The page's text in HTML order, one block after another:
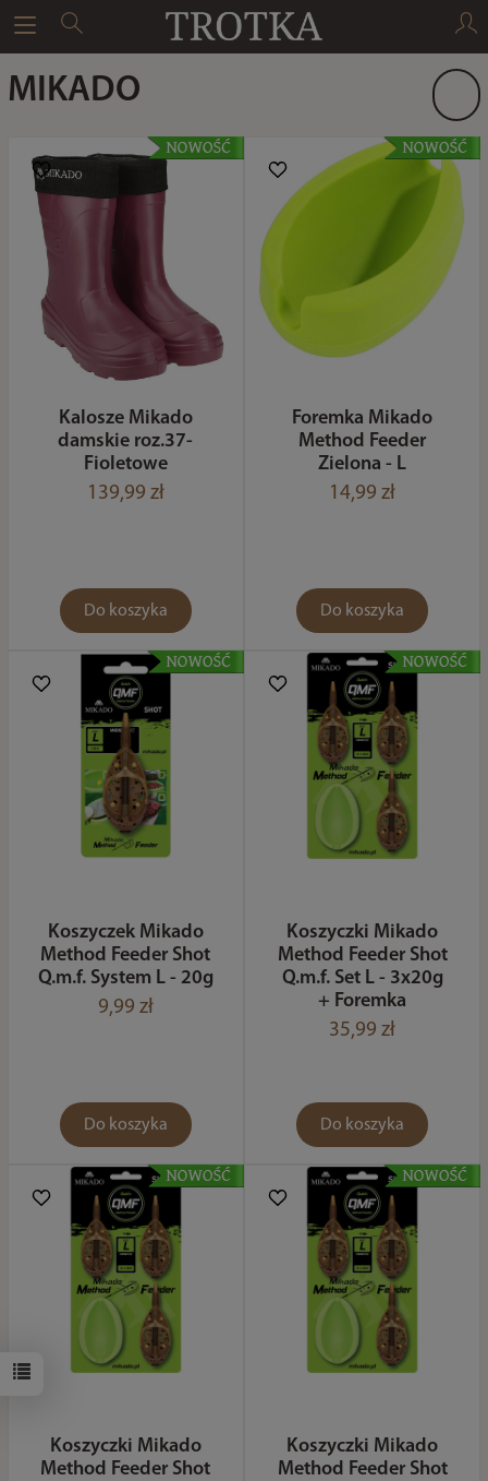
MIKADO
Kalosze Mikado
damskie roz.37-
Fioletowe
139,99 zł
Do koszyka
Foremka Mikado
Method Feeder
Zielona - L
14,99 zł
Do koszyka
Koszyczek Mikado
Method Feeder Shot
Q.m.f. System L - 20g
9,99 zł
Do koszyka
Koszyczki Mikado
Method Feeder Shot
Q.m.f. Set L - 3x20g
+ Foremka
35,99 zł
Do koszyka
Koszyczki Mikado
Method Feeder Shot
Koszyczki Mikado
Method Feeder Shot